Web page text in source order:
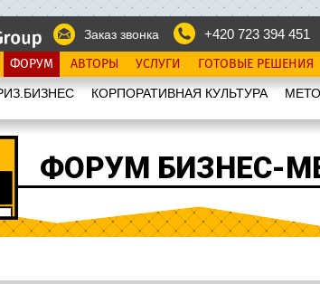
Заказ звонка
+420 723 394 451
ФОРУМ АВТОРЫ УСЛУГИ ГОТОВЫЕ РЕШЕНИЯ
КОРПОРАТИВНАЯ КУЛЬТУРА
ФОРУМ БИЗНЕС-